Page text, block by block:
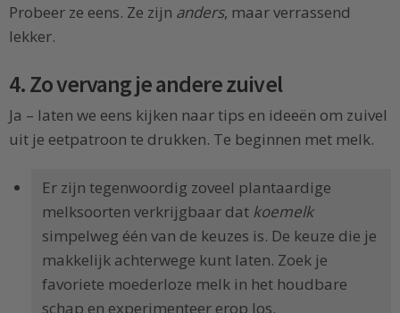
Probeer ze eens. Ze zijn anders, maar verrassend
lekker.
4. Zo vervang je andere zuivel
Ja – laten we eens kijken naar tips en ideeën om zuivel
uit je eetpatroon te drukken. Te beginnen met melk.
Er zijn tegenwoordig zoveel plantaardige
melksoorten verkrijgbaar dat koemelk
simpelweg één van de keuzes is. De keuze die je
makkelijk achterwege kunt laten. Zoek je
favoriete moederloze melk in het houdbare
schap en experimenteer erop los.